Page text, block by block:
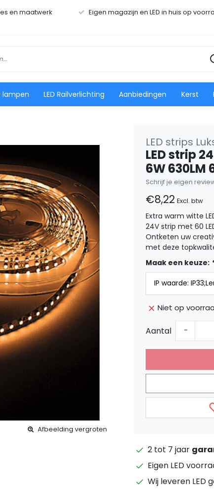
en maatwerk Eigen magazijn en LED in huis op
lampen LED Railverlichting Aanbiedingen Kerst
Afbeelding vergroten
LED strips
LED strip
6W 630LM
Schrijf je eigen
€8,22 Excl. btw
Extra warm witte
24V strip met 60
Ontketen uw
met deze
Maak een keuze: *
Niet op
Aantal -
2 tot 7 jaar
Eigen LED
Wij leveren LED